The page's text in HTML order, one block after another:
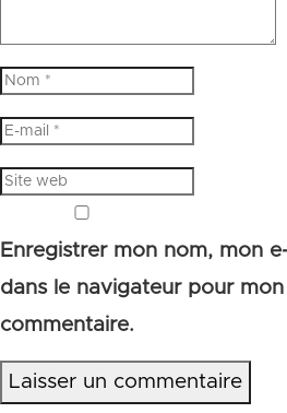
Enregistrer mon nom, mon
dans le navigateur pour
commentaire.
Laisser un commentaire